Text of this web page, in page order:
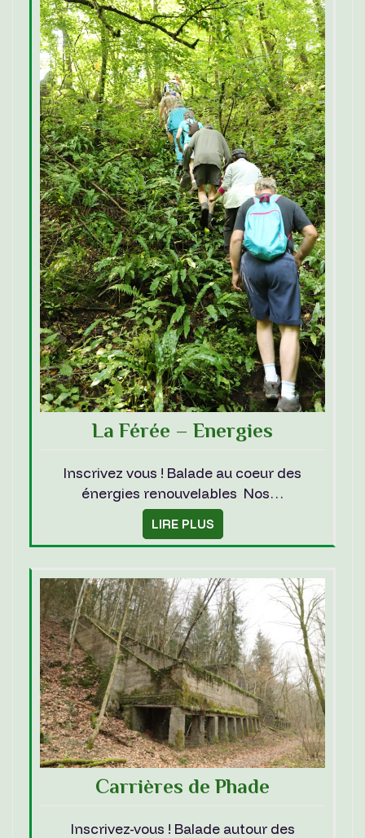
La Férée – Energies
Inscrivez vous ! Balade au coeur des
énergies renouvelables Nos…
LIRE PLUS
Carrières de Phade
Inscrivez-vous ! Balade autour des